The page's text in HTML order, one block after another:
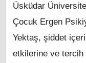
Üsküdar
Çocuk Ergen
Yektaş, şiddet
etkilerine ve tercih